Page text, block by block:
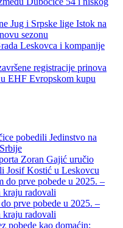
Jug i Srpske lige Istok na
sezonu
Leskovca i kompanije
registracije prinova
EHF Evropskom kupu
pobedili Jedinstvo na
Zoran Gajić uručio
Josif Kostić u Leskovcu
do prve pobede u 2025. –
kraju radovali
prve pobede u 2025. –
kraju radovali
pobede kao domaćin: